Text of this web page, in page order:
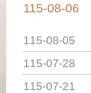
115-08-06
115-08-05
115-07-28
115-07-21